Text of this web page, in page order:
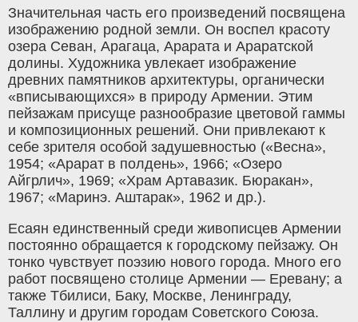
Значительная часть его произведений посвящена
изображению родной земли. Он воспел красоту
озера Севан, Арагаца, Арарата и Араратской
долины. Художника увлекает изображение
древних памятников архитектуры, органически
«вписывающихся» в природу Армении. Этим
пейзажам присуще разнообразие цветовой гаммы
и композиционных решений. Они привлекают к
себе зрителя особой задушевностью («Весна»,
1954; «Арарат в полдень», 1966; «Озеро
Айгрлич», 1969; «Храм Артавазик. Бюракан»,
1967; «Маринэ. Аштарак», 1962 и др.).
Есаян единственный среди живописцев Армении
постоянно обращается к городскому пейзажу. Он
тонко чувствует поэзию нового города. Много его
работ посвящено столице Армении — Еревану; а
также Тбилиси, Баку, Москве, Ленинграду,
Таллину и другим городам Советского Союза.